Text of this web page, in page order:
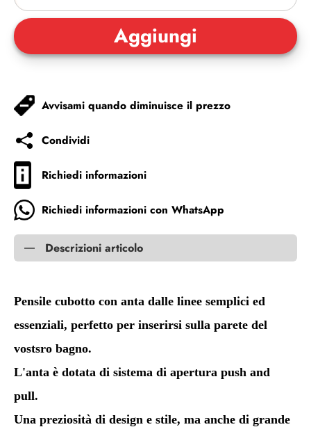
Avvisami quando diminuisce il prezzo
Condividi
Richiedi informazioni
Richiedi informazioni con WhatsApp
Descrizioni articolo
Pensile cubotto con anta dalle linee semplici ed
essenziali, perfetto per inserirsi sulla parete del
vostsro bagno.
L'anta è dotata di sistema di apertura push and
pull.
Una preziosità di design e stile, ma anche di grande